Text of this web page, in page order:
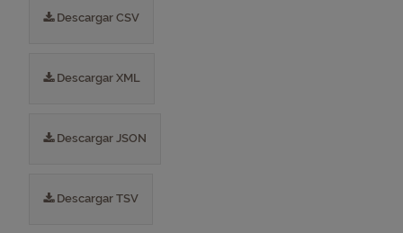
Descargar CSV
Descargar XML
Descargar JSON
Descargar TSV